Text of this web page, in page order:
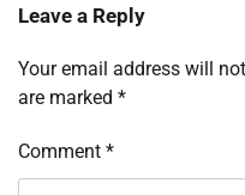
Leave a Reply
Your email address will
are marked *
Comment *